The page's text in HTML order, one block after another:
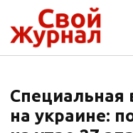
Специальная
на украине: